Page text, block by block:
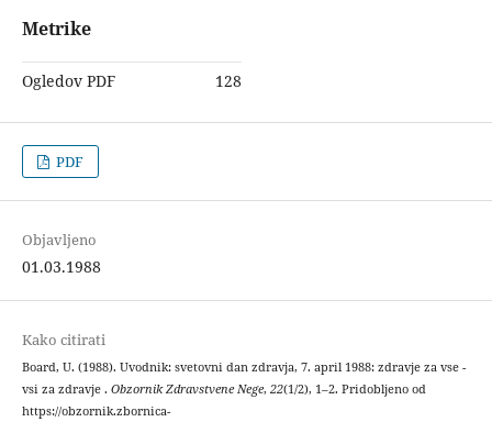
Metrike
Ogledov PDF 128
PDF
Objavljeno
01.03.1988
Kako citirati
Board, U. (1988). Uvodnik: svetovni dan zdravja, 7. april 1988: zdravje za vse -
vsi za zdravje . Obzornik Zdravstvene Nege, 22(1/2), 1–2. Pridobljeno od
https://obzornik.zbornica-